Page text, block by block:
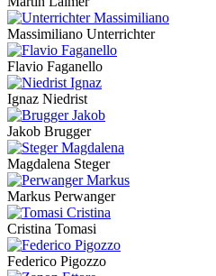
Massimiliano Unterrichter
Flavio Faganello
Ignaz Niedrist
Jakob Brugger
Magdalena Steger
Markus Perwanger
Cristina Tomasi
Federico Pigozzo